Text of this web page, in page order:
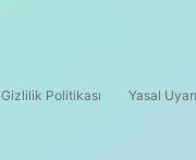
Gizlilik Politikası Yasal Uyarı